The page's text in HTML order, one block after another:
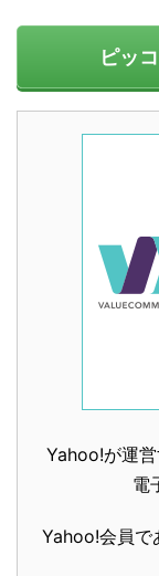
ピッ
Yahoo!が運
電
Yahoo!会員で